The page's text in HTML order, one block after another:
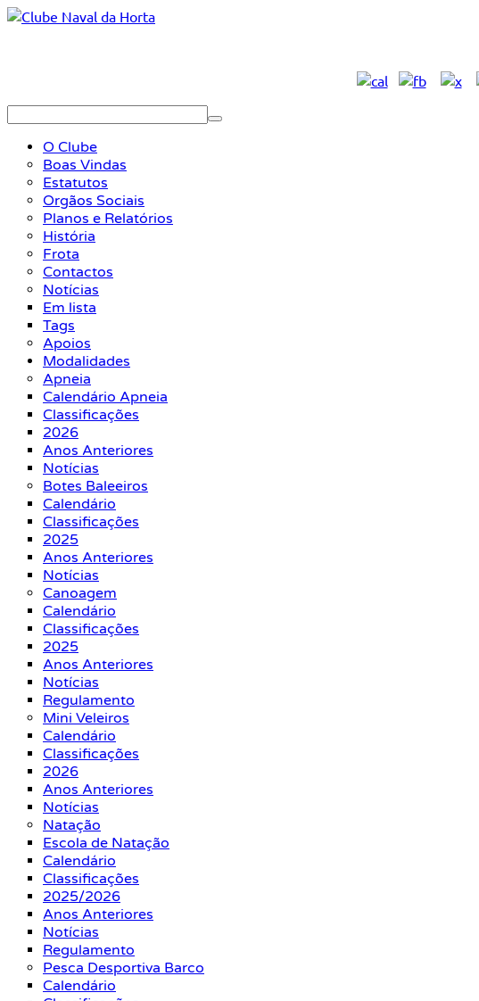
O Clube
Boas Vindas
Estatutos
Orgãos Sociais
Planos e Relatórios
História
Frota
Contactos
Notícias
Em lista
Tags
Apoios
Modalidades
Apneia
Calendário Apneia
Classificações
2026
Anos Anteriores
Notícias
Botes Baleeiros
Calendário
Classificações
2025
Anos Anteriores
Notícias
Canoagem
Calendário
Classificações
2025
Anos Anteriores
Notícias
Regulamento
Mini Veleiros
Calendário
Classificações
2026
Anos Anteriores
Notícias
Natação
Escola de Natação
Calendário
Classificações
2025/2026
Anos Anteriores
Notícias
Regulamento
Pesca Desportiva Barco
Calendário